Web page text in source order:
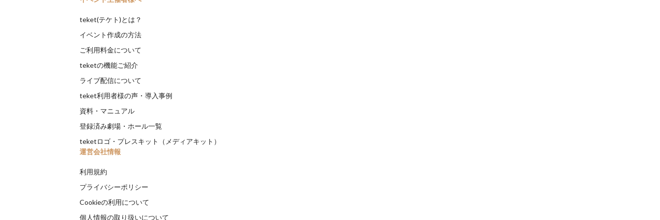
teket(テケト)とは？
イベント作成の方法
ご利用料金について
teketの機能ご紹介
ライブ配信について
teket利用者様の声・導入事例
資料・マニュアル
登録済み劇場・ホール一覧
teketロゴ・プレスキット（メディアキット）
運営会社情報
利用規約
プライバシーポリシー
Cookieの利用について
個人情報の取り扱いについて